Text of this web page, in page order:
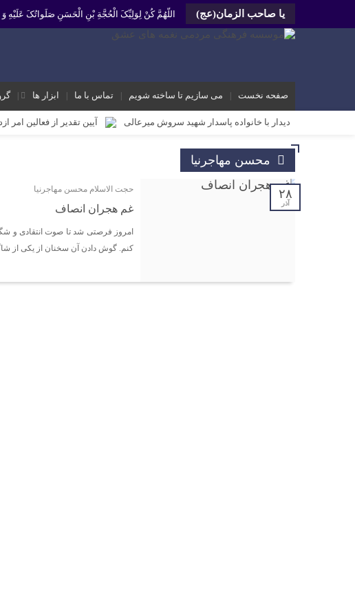
یا صاحب الزمان(عج) اللّهُمَّ کُنْ لِوَلِیِّکَ الْحُجَّةِ بْنِ الْحَسَنِ صَلَواتُکَ عَلَیْهِ وَ
صفحه نخست می سازیم تا ساخته شویم تماس با ما ابزار ها
دیدار با خانواده پاسدار شهید سروش میرعالی آیین تقدیر از فعالین امر
محمد رشیدیان مدیر شبکه فرهنگی مردمی نغمه های عشق اندیمشک: غدیر
برگزاری کارگاه کارآفرینی اجتماعی و راه اندازی پروژه های کوچک و موثر
دیدار دبیر جدید موسسه فرهنگی مردمی نغمه های عشق اندیمشک با معاونت
دیدار دبیر موسسه فرهنگی مردمی نغمه های عشق با ریاست اداره ورزش و
مراسم دورهمی خانوادگی با عنوان کافه شادی مهدوی به مناسبت نیمه شعبان
تشریح برنامه های دهه مهدویت شبکه فرهنگی مردمی نغمه های عشق اندیمشک
محسن مهاجرنیا
۲۸
آذر
حجت الاسلام محسن مهاجرنیا
غم هجران انصاف
امروز فرصتی شد تا صوت انتقادی و
کنم. گوش دادن آن سخنان از یکی از